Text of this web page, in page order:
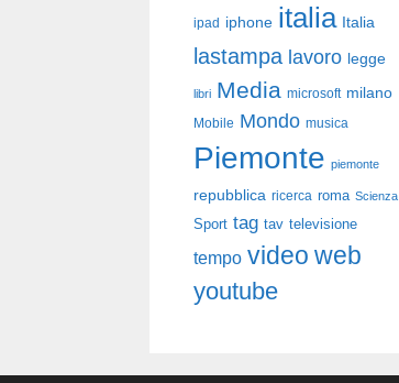
ipad iphone italia Italia
lastampa lavoro legge
libri Media microsoft milano
Mobile Mondo musica
Piemonte piemonte
repubblica ricerca roma Scienza
Sport tag tav televisione
tempo video web
youtube